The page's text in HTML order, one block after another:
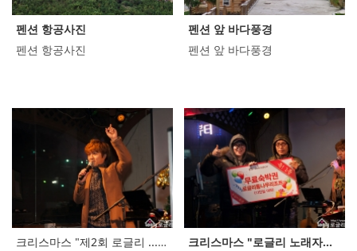
펜션 항공사진
펜션 항공사진
펜션 앞 바다풍경
펜션 앞 바다풍경
크리스마스 "제2회 로글리 ..."> 크리스마스 "제2회 로글리 ...
크리스마스 "로글리 노래자...